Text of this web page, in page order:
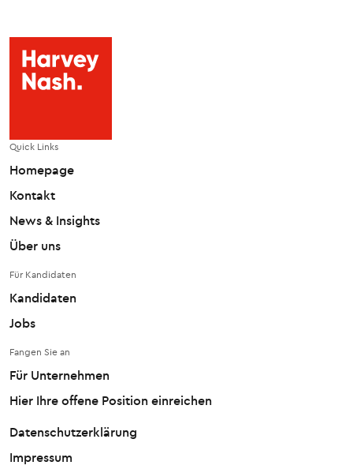
Quick Links
Homepage
Kontakt
News & Insights
Über uns
Für Kandidaten
Kandidaten
Jobs
Fangen Sie an
Für Unternehmen
Hier Ihre offene Position einreichen
Datenschutzerklärung
Impressum